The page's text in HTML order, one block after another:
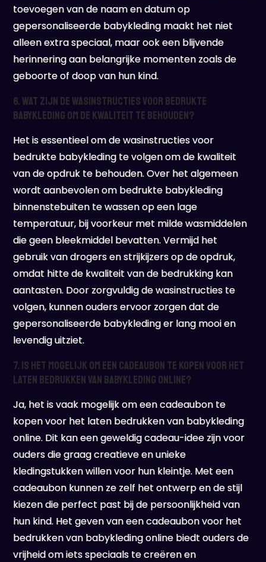
toevoegen van de naam en datum op
gepersonaliseerde babykleding maakt het niet
alleen extra speciaal, maar ook een blijvende
herinnering aan belangrijke momenten zoals de
geboorte of doop van hun kind.
6. Wat zijn de wasinstructies voor bedrukte
babykleding om de kwaliteit te behouden?
Het is essentieel om de wasinstructies voor
bedrukte babykleding te volgen om de kwaliteit
van de opdruk te behouden. Over het algemeen
wordt aanbevolen om bedrukte babykleding
binnenstebuiten te wassen op een lage
temperatuur, bij voorkeur met milde wasmiddelen
die geen bleekmiddel bevatten. Vermijd het
gebruik van drogers en strijkijzers op de opdruk,
omdat hitte de kwaliteit van de bedrukking kan
aantasten. Door zorgvuldig de wasinstructies te
volgen, kunnen ouders ervoor zorgen dat de
gepersonaliseerde babykleding er lang mooi en
levendig uitziet.
7. Is het mogelijk om een cadeaubon te kopen voor het
laten bedrukken van babykleding online?
Ja, het is vaak mogelijk om een cadeaubon te
kopen voor het laten bedrukken van babykleding
online. Dit kan een geweldig cadeau-idee zijn voor
ouders die graag creatieve en unieke
kledingstukken willen voor hun kleintje. Met een
cadeaubon kunnen ze zelf het ontwerp en de stijl
kiezen die perfect past bij de persoonlijkheid van
hun kind. Het geven van een cadeaubon voor het
bedrukken van babykleding online biedt ouders de
vrijheid om iets speciaals te creëren en